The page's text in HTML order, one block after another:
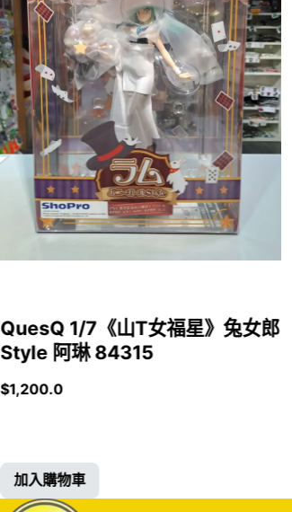
QuesQ 1/7《山T女福星》兔女郎
Style 阿琳 84315
$1,200.0
加入購物車